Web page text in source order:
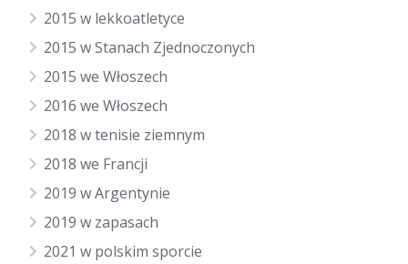
2015 w lekkoatletyce
2015 w Stanach Zjednoczonych
2015 we Włoszech
2016 we Włoszech
2018 w tenisie ziemnym
2018 we Francji
2019 w Argentynie
2019 w zapasach
2021 w polskim sporcie